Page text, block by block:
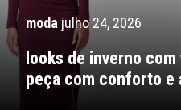
moda julho 24, 2026
looks de inverno
peça com conforto e